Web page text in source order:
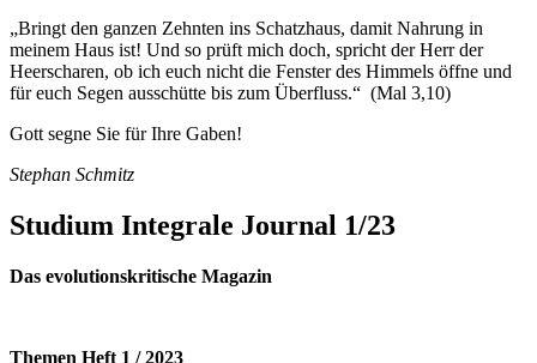
„Bringt den ganzen Zehnten ins Schatzhaus, damit Nahrung in
meinem Haus ist! Und so prüft mich doch, spricht der Herr der
Heerscharen, ob ich euch nicht die Fenster des Himmels öffne und
für euch Segen ausschütte bis zum Überfluss.“ (Mal 3,10)
Gott segne Sie für Ihre Gaben!
Stephan Schmitz
Studium Integrale Journal 1/23
Das evolutionskritische Magazin
Themen Heft 1 / 2023